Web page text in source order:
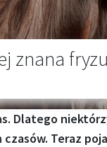
znana
Dlatego
Teraz